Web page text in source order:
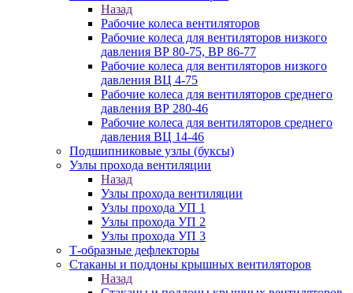
Назад
Рабочие колеса вентиляторов
Рабочие колеса для вентиляторов низкого
давления ВР 80-75, ВР 86-77
Рабочие колеса для вентиляторов низкого
давления ВЦ 4-75
Рабочие колеса для вентиляторов среднего
давления ВР 280-46
Рабочие колеса для вентиляторов среднего
давления ВЦ 14-46
Подшипниковые узлы (буксы)
Узлы прохода вентиляции
Назад
Узлы прохода вентиляции
Узлы прохода УП 1
Узлы прохода УП 2
Узлы прохода УП 3
Т-образные дефлекторы
Стаканы и поддоны крышных вентиляторов
Назад